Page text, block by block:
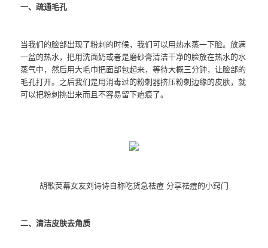
一、疏通毛孔
当我们的脸部出现了粉刺的时候，我们可以用热水蒸一下脸。放满
一盆的热水，把用洗面奶或者是磨砂膏清洁干净的脸放在热水的水
蒸气中，然后用大毛巾把面部包起来，等待大概三分钟，让脸部的
毛孔打开。之后我们是用消毒过的粉刺器挤压粉刺边缘的皮肤，就
可以把粉刺挑出来而且不容易留下疤痕了。
胡歌荧幕女友刘诗诗自称吃货急祛痘 分享祛痘的小窍门
二、清洁皮肤去角质